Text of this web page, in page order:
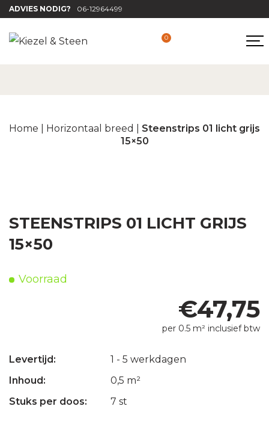
ADVIES NODIG? 06-12964499
0
Home Horizontaal breed
Steenstrips 01 licht grijs
15×50
STEENSTRIPS 01 LICHT GRIJS
15×50
Voorraad
€47,75
per 0.5 m² inclusief btw
Levertijd:
1 - 5 werkdagen
Inhoud:
0,5 m²
Stuks per doos:
7 st